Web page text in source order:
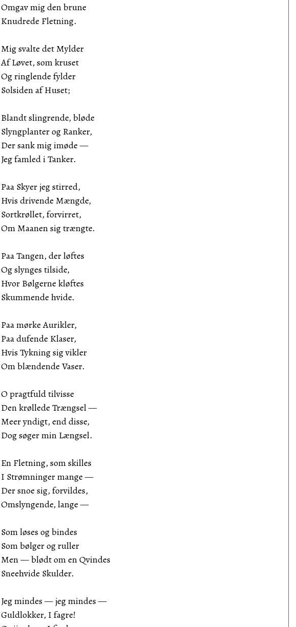
Omgav mig den brune
Knudrede Fletning.
Mig svalte det Mylder
Af Løvet, som kruset
Og ringlende fylder
Solsiden af Huset;
Blandt slingrende, bløde
Slyngplanter og Ranker,
Der sank mig imøde —
Jeg famled i Tanker.
Paa Skyer jeg stirred,
Hvis drivende Mængde,
Sortkrøllet, forvirret,
Om Maanen sig trængte.
Paa Tangen, der løftes
Og slynges tilside,
Hvor Bølgerne kløftes
Skummende hvide.
Paa mørke Aurikler,
Paa dufende Klaser,
Hvis Tykning sig vikler
Om blændende Vaser.
O pragtfuld tilvisse
Den krøllede Trængsel —
Meer yndigt, end disse,
Dog søger min Længsel.
En Fletning, som skilles
I Strømninger mange —
Der snoe sig, forvildes,
Omslyngende, lange —
Som løses og bindes
Som bølger og ruller
Men — blødt om en Qvindes
Sneehvide Skulder.
Jeg mindes — jeg mindes —
Guldlokker, I fagre!